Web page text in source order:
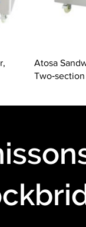
Atosa
Two‐section